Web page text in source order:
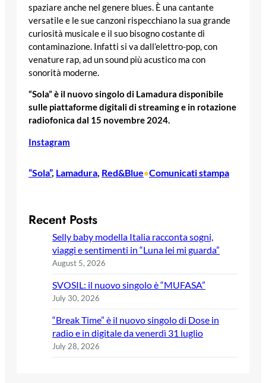
spaziare anche nel genere blues. È una cantante
versatile e le sue canzoni rispecchiano la sua grande
curiosità musicale e il suo bisogno costante di
contaminazione. Infatti si va dall’elettro-pop, con
venature rap, ad un sound più acustico ma con
sonorità moderne.
“Sola”è il nuovo singolo di Lamadura disponibile
sulle piattaforme digitali di streaming e in rotazione
radiofonica dal 15 novembre 2024.
Instagram
“Sola”, Lamadura, Red&Blue•Comunicati stampa
Recent Posts
Selly baby modella Italia racconta sogni,
viaggi e sentimenti in “Luna lei mi guarda”
August 5, 2026
SVOSIL: il nuovo singolo è “MUFASA”
July 30, 2026
“Break Time” è il nuovo singolo di Dose in
radio e in digitale da venerdì 31 luglio
July 28, 2026